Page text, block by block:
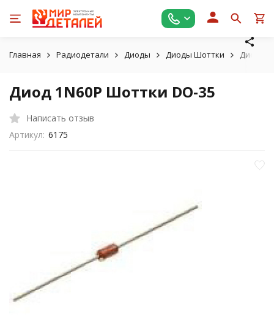
Главная Радиодетали Диоды Диоды Шоттки Диод
Диод 1N60P Шоттки DO-35
Написать отзыв
Артикул: 6175